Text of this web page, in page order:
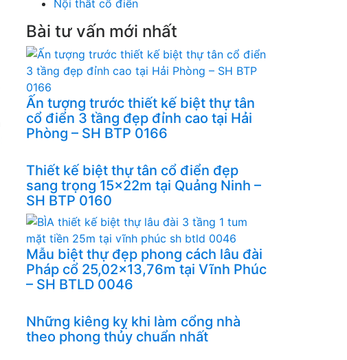
Nội thất cổ điển
Bài tư vấn mới nhất
Ấn tượng trước thiết kế biệt thự tân
cổ điển 3 tầng đẹp đỉnh cao tại Hải
Phòng – SH BTP 0166
Thiết kế biệt thự tân cổ điển đẹp
sang trọng 15x22m tại Quảng Ninh –
SH BTP 0160
Mẫu biệt thự đẹp phong cách lâu đài
Pháp cổ 25,02x13,76m tại Vĩnh Phúc
– SH BTLD 0046
Những kiêng kỵ khi làm cổng nhà
theo phong thủy chuẩn nhất